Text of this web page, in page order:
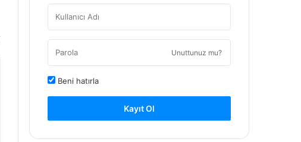
Unuttunuz mu?
Beni hatırla
Kayıt Ol